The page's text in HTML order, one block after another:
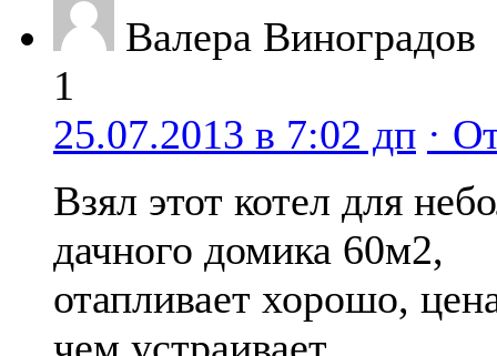
Валера Виноградов
1
25.07.2013 в 7:02 дп ·
Взял этот котел для
дачного домика 60м2,
отапливает хорошо,
чем устраивает.